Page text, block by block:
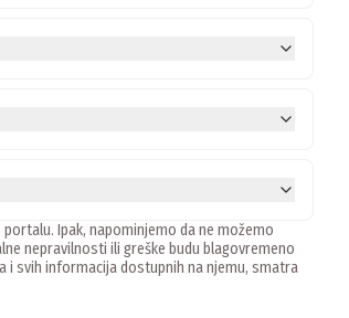
Ipak, napominjemo da ne možemo
nepravilnosti ili greške budu blagovremeno
i svih informacija dostupnih na njemu, smatra